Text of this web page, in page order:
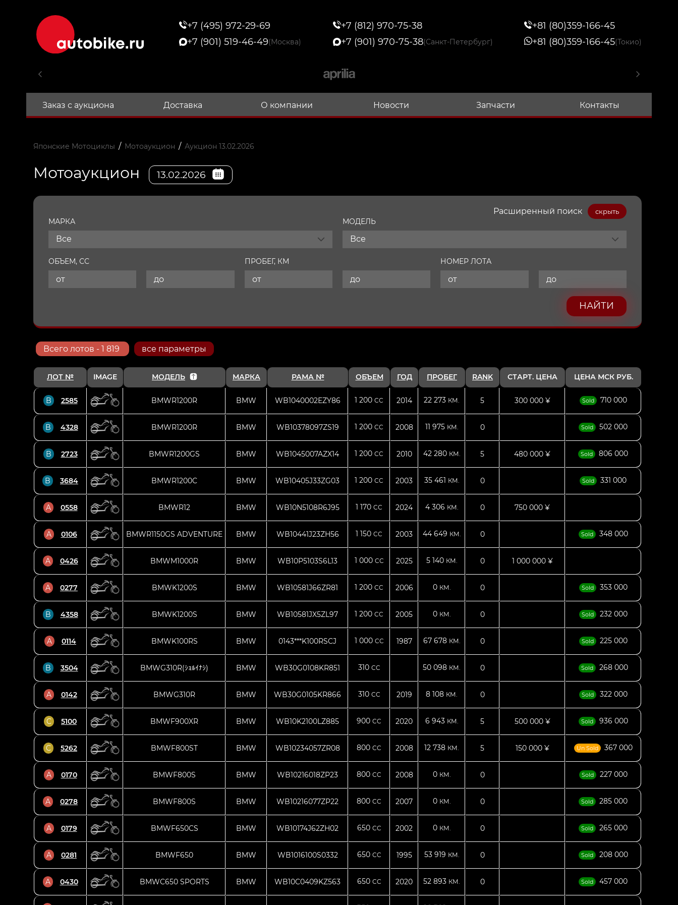
+7 (495) 972-29-69
+7 (901) 519-46-49(Москва)
+7 (812) 970-75-38
+7 (901) 970-75-38(Санкт-Петербург)
+81 (80)359-166-45
+81 (80)359-166-45(Токио)
Заказ с аукциона Доставка О компании Новости Запчасти Контакты
Японские Мотоциклы / Мотоаукцион / Аукцион 13.02.2026
Мотоаукцион 13.02.2026
Расширенный поиск скрыть
МАРКА
Все
МОДЕЛЬ
Все
ОБЪЕМ, СС ПРОБЕГ, КМ НОМЕР ЛОТА
НАЙТИ
Всего лотов - 1 819 все параметры
ЛОТ № IMAGE МОДЕЛЬ МАРКА РАМА № ОБЪЕМ ГОД ПРОБЕГ RANK СТАРТ. ЦЕНА ЦЕНА МСК РУБ.
B 2585 BMWR1200R BMW WB1040002EZY86 1 200 CC 2014 22 273 КМ. 5 300 000 ¥ Sold 710 000
B 4328 BMWR1200R BMW WB10378097ZS19 1 200 CC 2008 11 975 КМ. 0 Sold 502 000
B 2723 BMWR1200GS BMW WB1045007AZX14 1 200 CC 2010 42 280 КМ. 5 480 000 ¥ Sold 806 000
B 3684 BMWR1200C BMW WB10405J33ZG03 1 200 CC 2003 35 461 КМ. 0 Sold 331 000
A 0558 BMWR12 BMW WB10N5108R6J95 1 170 CC 2024 4 306 КМ. 0 750 000 ¥
A 0106 BMWR1150GS ADVENTURE BMW WB10441J23ZH56 1 150 CC 2003 44 649 КМ. 0 Sold 348 000
A 0426 BMWM1000R BMW WB10P5103S6L13 1 000 CC 2025 5 140 КМ. 0 1 000 000 ¥
A 0277 BMWK1200S BMW WB10581J66ZR81 1 200 CC 2006 0 КМ. 0 Sold 353 000
B 4358 BMWK1200S BMW WB10581JX5ZL97 1 200 CC 2005 0 КМ. 0 Sold 232 000
A 0114 BMWK100RS BMW 0143***K100RSCJ 1 000 CC 1987 67 678 КМ. 0 Sold 225 000
B 3504 BMWG310R(ｼｮﾙｲﾅｼ) BMW WB30G0108KR851 310 CC 50 098 КМ. 0 Sold 268 000
A 0142 BMWG310R BMW WB30G0105KR866 310 CC 2019 8 108 КМ. 0 Sold 322 000
C 5100 BMWF900XR BMW WB10K2100LZ885 900 CC 2020 6 943 КМ. 5 500 000 ¥ Sold 936 000
C 5262 BMWF800ST BMW WB10234057ZR08 800 CC 2008 12 738 КМ. 5 150 000 ¥ Un Sold 367 000
A 0170 BMWF800S BMW WB10216018ZP23 800 CC 2008 0 КМ. 0 Sold 227 000
A 0278 BMWF800S BMW WB10216077ZP22 800 CC 2007 0 КМ. 0 Sold 285 000
A 0179 BMWF650CS BMW WB10174J62ZH02 650 CC 2002 0 КМ. 0 Sold 265 000
A 0281 BMWF650 BMW WB1016100S0332 650 CC 1995 53 919 КМ. 0 Sold 208 000
A 0430 BMWC650 SPORTS BMW WB10C0409KZ563 650 CC 2020 52 893 КМ. 0 Sold 457 000